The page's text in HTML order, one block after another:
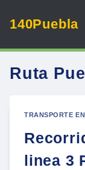
140Puebla
Ruta
TRANSPORTE
linea 3